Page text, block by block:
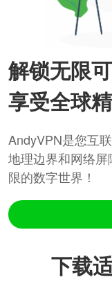
解锁无限
享受全球
AndyVPN是您互
地理边界和网络
限的数字世界！
下载